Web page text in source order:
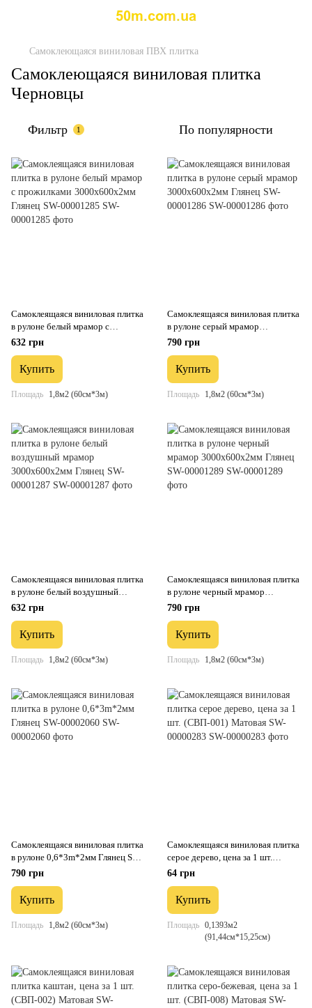
Самоклеющаяся виниловая ПВХ плитка
Самоклеющаяся виниловая плитка
Черновцы
Фильтр 1 По популярности
Самоклеящаяся виниловая плитка
в рулоне белый мрамор с
прожилками 3000х600х2мм
632 грн
Купить
Площадь 1,8м2 (60см*3м)
Самоклеящаяся виниловая плитка
в рулоне серый мрамор
3000х600х2мм Глянец SW-
790 грн
Купить
Площадь 1,8м2 (60см*3м)
Самоклеящаяся виниловая плитка
в рулоне белый воздушный
мрамор 3000х600х2мм Глянец
632 грн
Купить
Площадь 1,8м2 (60см*3м)
Самоклеящаяся виниловая плитка
в рулоне черный мрамор
3000х600х2мм Глянец SW-
790 грн
Купить
Площадь 1,8м2 (60см*3м)
Самоклеящаяся виниловая плитка
в рулоне 0,6*3m*2мм Глянец SW-
00002060
790 грн
Купить
Площадь 1,8м2 (60см*3м)
Самоклеящаяся виниловая плитка
серое дерево, цена за 1 шт.
(СВП-001) Матовая SW-
64 грн
Купить
Площадь 0,1393м2
(91,44см*15,25см)